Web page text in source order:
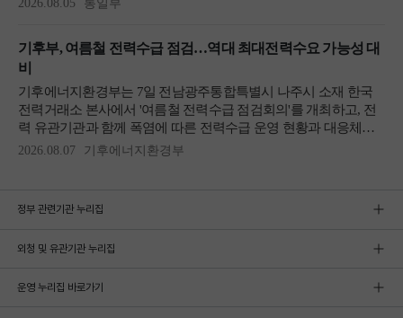
정부 관련기관 누리집
외청 및 유관기관 누리집
운영 누리집 바로가기